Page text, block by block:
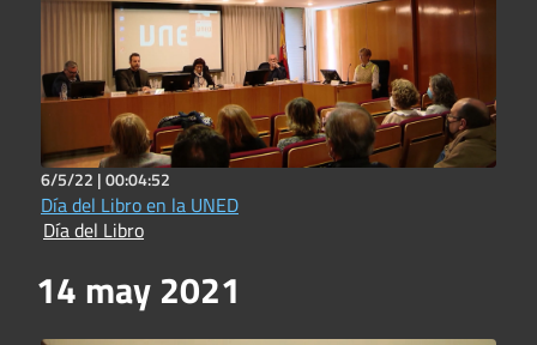
6/5/22 |00:04:52
Día del Libro en la UNED
Día del Libro
14 may 2021